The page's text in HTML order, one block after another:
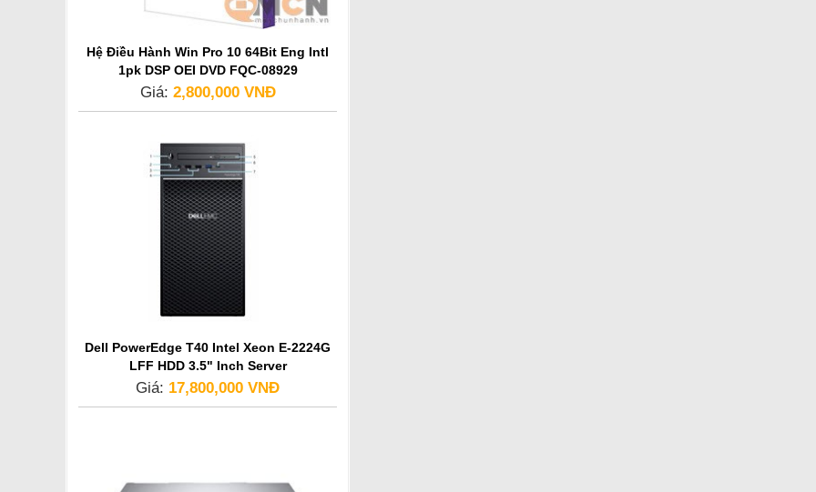
Hệ Điều Hành Win Pro 10 64Bit Eng Intl
1pk DSP OEI DVD FQC-08929
Giá: 2,800,000 VNĐ
Dell PowerEdge T40 Intel Xeon E-2224G
LFF HDD 3.5" Inch Server
Giá: 17,800,000 VNĐ